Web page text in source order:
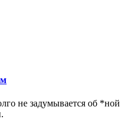
не задумывается об *ной